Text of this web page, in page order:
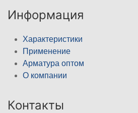
Информация
Характеристики
Применение
Арматура оптом
О компании
Контакты